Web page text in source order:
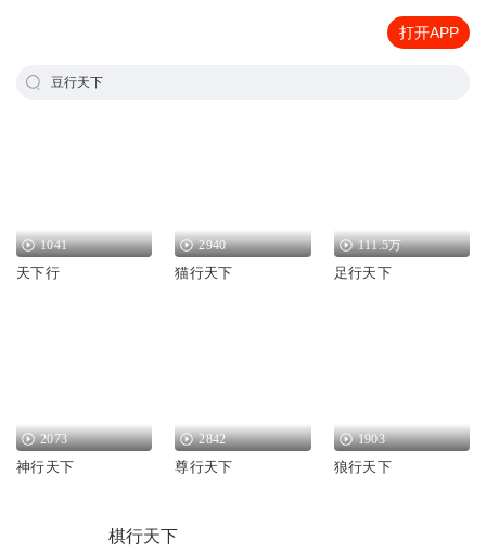
打开APP
豆行天下
1041
天下行
2940
猫行天下
111.5万
足行天下
2073
神行天下
2842
尊行天下
1903
狼行天下
棋行天下